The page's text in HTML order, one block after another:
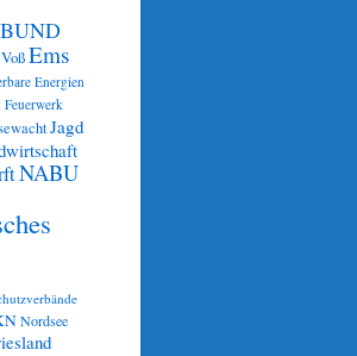
BUND
Ems
Energien
Feuerwerk
Jagd
NABU
Nordsee